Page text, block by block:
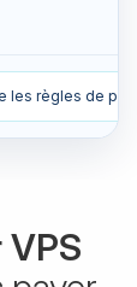
de mon VPS.